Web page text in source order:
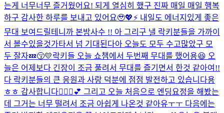
는게 너무너무 즐거웠어요! 되게 열심히 했구 진짜 매일 매일 행복
하구 감사한 하루를 보내고 있어요🥹💖⚡️ 내일도 에너지있게 좋은
무대 보여드릴테니까 본방사수 !! 아 그리구 낼 락키분들을 가까이
서 볼수있을것가타서 넘 기대된다아 오늘도 모두 수고많았구 모
두 잘자💤😚💛락키들 오늘 쇼챔에서 두번째 무대를 했어용😆 오
늘은 어제보다 긴장이 조금 풀려서 무대를 즐기면서 한것 같아여!!
다 락키분들의 큰 응원과 사랑 덕분에 점점 발전하고 있습니다용
ㅎㅎ 감사합니다🙇🏻‍♀️💕 그리고 오늘 처음으로 엔딩요정을 해봤는
데 그거는 너무 떨려서 조금 아쉽게 나온것 같아유ㅜㅜ 다음에는